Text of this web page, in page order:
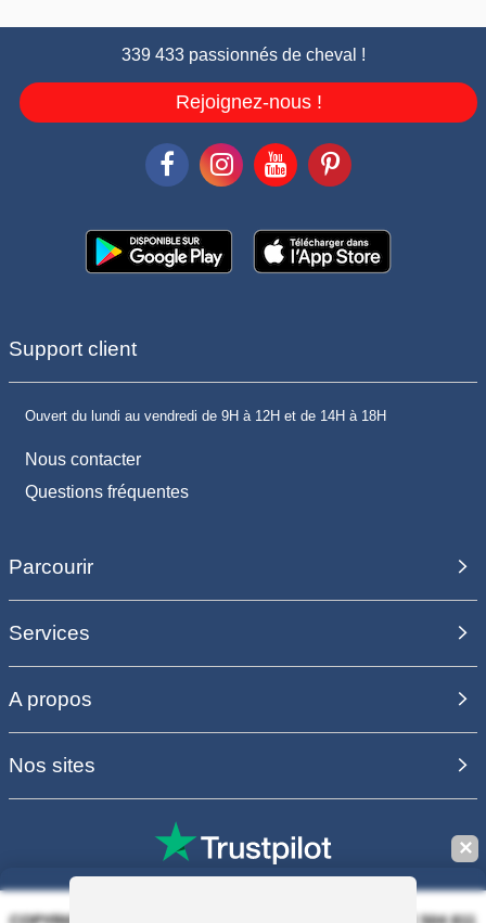
339 433 passionnés de cheval !
Rejoignez-nous !
Support client
Ouvert du lundi au vendredi de 9H à 12H et de 14H à 18H
Nous contacter
Questions fréquentes
Parcourir
Services
A propos
Nos sites
✕